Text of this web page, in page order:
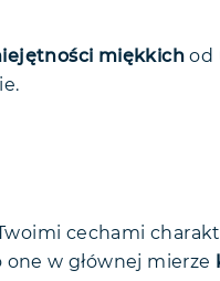
miękkichod
cechami
w głównej mierze